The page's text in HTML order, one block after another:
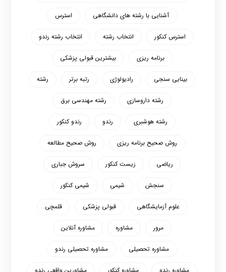
آشنایی با رشته های دانشگاهی استرس
استرس کنکور انتخاب رشته انتخاب رشته رندو
برنامه ریزی بیشترین قبولی پزشکی
بینایی سنجی رادیولوژی رتبه برتر رشته
رشته داروسازی رشته مهندسی برق
رشته هوشبری رندو رندو کنکور
روش صحیح برنامه ریزی روش صحیح مطالعه
ریاضی زیست کنکور سروش جباری
سنجش شیمی شیمی کنکور
علوم آزمایشگاهی قبولی پزشکی قلمچی
مرور مشاوره مشاوره آنلاین
مشاوره تحصیلی مشاوره تحصیلی رندو